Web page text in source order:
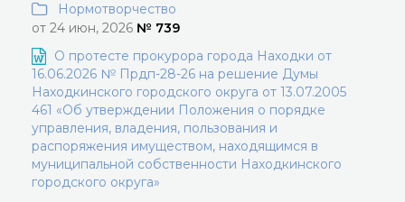
Нормотворчество
от 24 июн, 2026 № 739
О протесте прокурора города Находки от
16.06.2026 № Прдп-28-26 на решение Думы
Находкинского городского округа от 13.07.2005
461 «Об утверждении Положения о порядке
управления, владения, пользования и
распоряжения имуществом, находящимся в
муниципальной собственности Находкинского
городского округа»